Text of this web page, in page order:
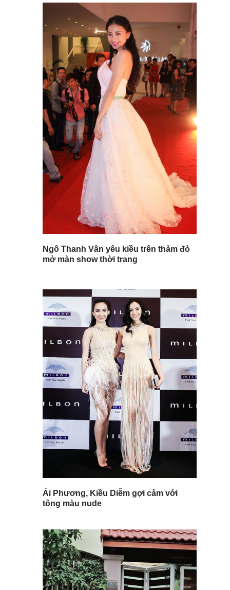
Ngô Thanh Vân yêu kiều trên thảm đỏ
mở màn show thời trang
Ái Phương, Kiều Diễm gợi cảm với
tông màu nude